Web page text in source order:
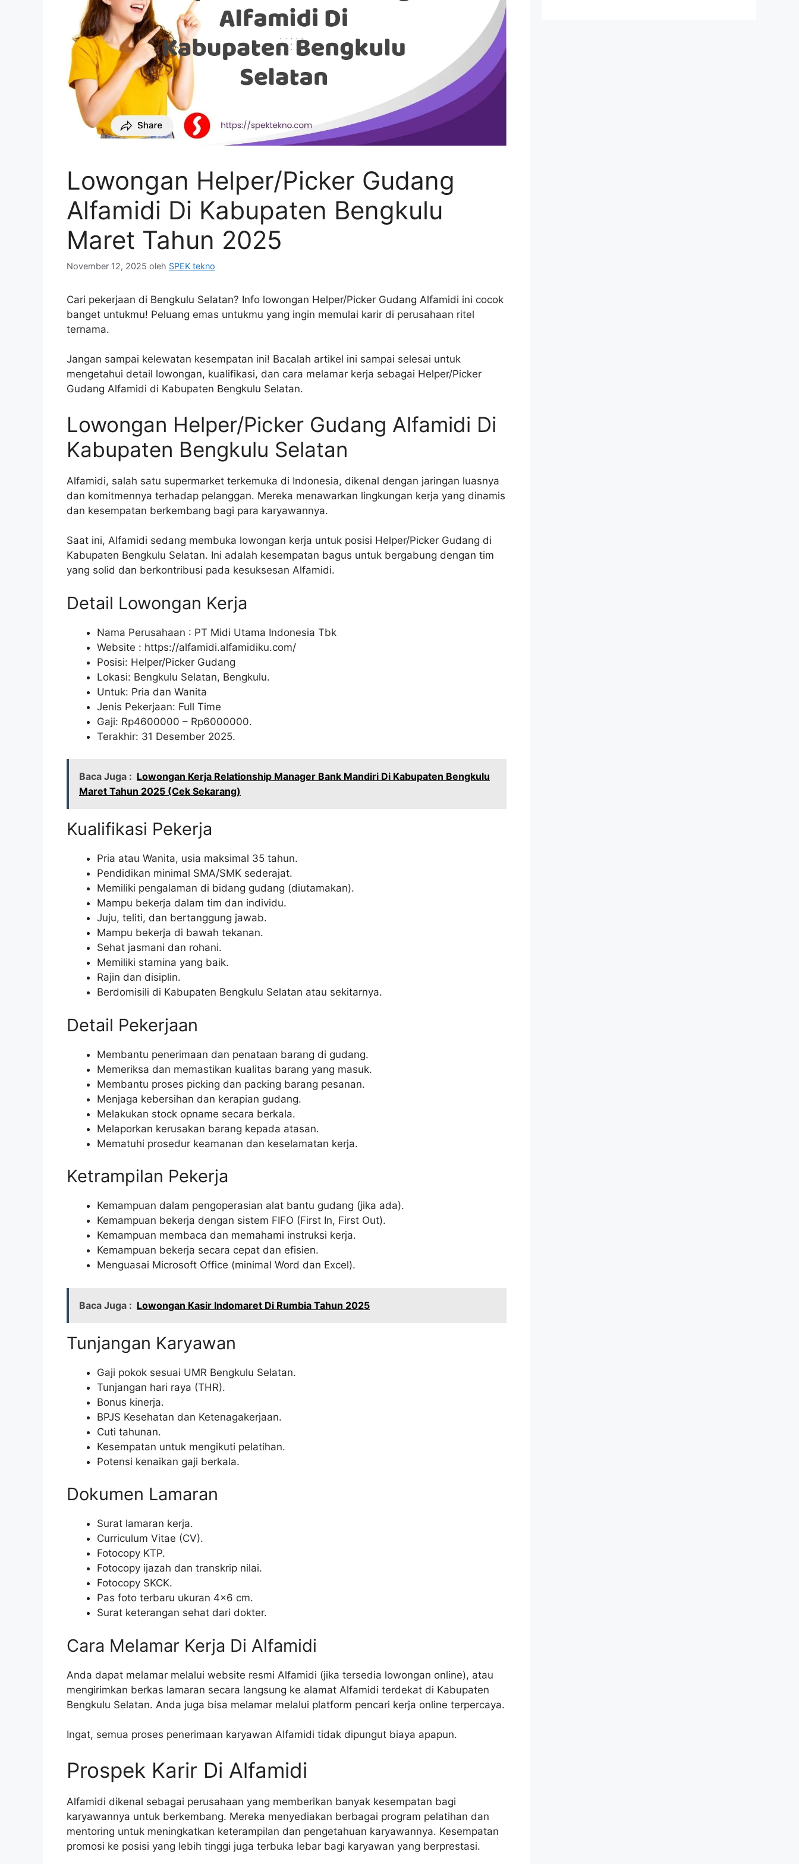
Lowongan Helper/Picker Gudang
Alfamidi Di Kabupaten Bengkulu
Maret Tahun 2025
November 12, 2025 oleh SPEK tekno
Cari pekerjaan di Bengkulu Selatan? Info lowongan Helper/Picker Gudang Alfamidi ini cocok
banget untukmu! Peluang emas untukmu yang ingin memulai karir di perusahaan ritel
ternama.
Jangan sampai kelewatan kesempatan ini! Bacalah artikel ini sampai selesai untuk
mengetahui detail lowongan, kualifikasi, dan cara melamar kerja sebagai Helper/Picker
Gudang Alfamidi di Kabupaten Bengkulu Selatan.
Lowongan Helper/Picker Gudang Alfamidi Di
Kabupaten Bengkulu Selatan
Alfamidi, salah satu supermarket terkemuka di Indonesia, dikenal dengan jaringan luasnya
dan komitmennya terhadap pelanggan. Mereka menawarkan lingkungan kerja yang dinamis
dan kesempatan berkembang bagi para karyawannya.
Saat ini, Alfamidi sedang membuka lowongan kerja untuk posisi Helper/Picker Gudang di
Kabupaten Bengkulu Selatan. Ini adalah kesempatan bagus untuk bergabung dengan tim
yang solid dan berkontribusi pada kesuksesan Alfamidi.
Detail Lowongan Kerja
Nama Perusahaan : PT Midi Utama Indonesia Tbk
Website : https://alfamidi.alfamidiku.com/
Posisi: Helper/Picker Gudang
Lokasi: Bengkulu Selatan, Bengkulu.
Untuk: Pria dan Wanita
Jenis Pekerjaan: Full Time
Gaji: Rp4600000 – Rp6000000.
Terakhir: 31 Desember 2025.
Baca Juga : Lowongan Kerja Relationship Manager Bank Mandiri Di Kabupaten Bengkulu
Maret Tahun 2025 (Cek Sekarang)
Kualifikasi Pekerja
Pria atau Wanita, usia maksimal 35 tahun.
Pendidikan minimal SMA/SMK sederajat.
Memiliki pengalaman di bidang gudang (diutamakan).
Mampu bekerja dalam tim dan individu.
Juju, teliti, dan bertanggung jawab.
Mampu bekerja di bawah tekanan.
Sehat jasmani dan rohani.
Memiliki stamina yang baik.
Rajin dan disiplin.
Berdomisili di Kabupaten Bengkulu Selatan atau sekitarnya.
Detail Pekerjaan
Membantu penerimaan dan penataan barang di gudang.
Memeriksa dan memastikan kualitas barang yang masuk.
Membantu proses picking dan packing barang pesanan.
Menjaga kebersihan dan kerapian gudang.
Melakukan stock opname secara berkala.
Melaporkan kerusakan barang kepada atasan.
Mematuhi prosedur keamanan dan keselamatan kerja.
Ketrampilan Pekerja
Kemampuan dalam pengoperasian alat bantu gudang (jika ada).
Kemampuan bekerja dengan sistem FIFO (First In, First Out).
Kemampuan membaca dan memahami instruksi kerja.
Kemampuan bekerja secara cepat dan efisien.
Menguasai Microsoft Office (minimal Word dan Excel).
Baca Juga : Lowongan Kasir Indomaret Di Rumbia Tahun 2025
Tunjangan Karyawan
Gaji pokok sesuai UMR Bengkulu Selatan.
Tunjangan hari raya (THR).
Bonus kinerja.
BPJS Kesehatan dan Ketenagakerjaan.
Cuti tahunan.
Kesempatan untuk mengikuti pelatihan.
Potensi kenaikan gaji berkala.
Dokumen Lamaran
Surat lamaran kerja.
Curriculum Vitae (CV).
Fotocopy KTP.
Fotocopy ijazah dan transkrip nilai.
Fotocopy SKCK.
Pas foto terbaru ukuran 4×6 cm.
Surat keterangan sehat dari dokter.
Cara Melamar Kerja Di Alfamidi
Anda dapat melamar melalui website resmi Alfamidi (jika tersedia lowongan online), atau
mengirimkan berkas lamaran secara langsung ke alamat Alfamidi terdekat di Kabupaten
Bengkulu Selatan. Anda juga bisa melamar melalui platform pencari kerja online terpercaya.
Ingat, semua proses penerimaan karyawan Alfamidi tidak dipungut biaya apapun.
Prospek Karir Di Alfamidi
Alfamidi dikenal sebagai perusahaan yang memberikan banyak kesempatan bagi
karyawannya untuk berkembang. Mereka menyediakan berbagai program pelatihan dan
mentoring untuk meningkatkan keterampilan dan pengetahuan karyawannya. Kesempatan
promosi ke posisi yang lebih tinggi juga terbuka lebar bagi karyawan yang berprestasi.